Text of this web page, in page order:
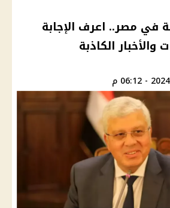
في مصر.. اعرف الإجابة
الكاذبة